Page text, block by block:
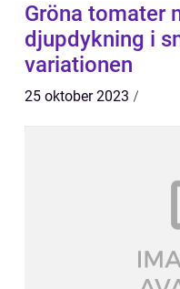
Gröna tomater
djupdykning i
variationen
25 oktober 2023